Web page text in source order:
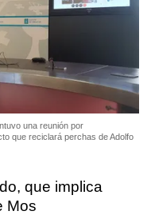
una reunión por
que reciclará perchas de Adolfo
que implica
Mos